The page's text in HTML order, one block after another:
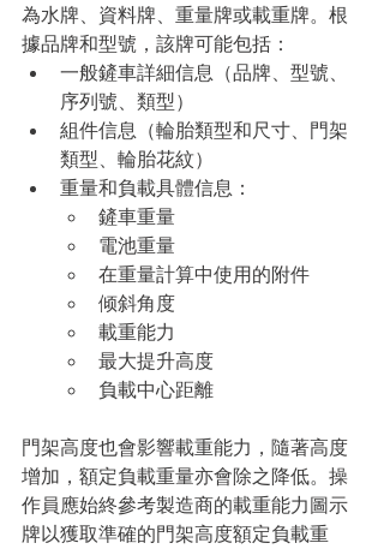
為水牌、資料牌、重量牌或載重牌。根
據品牌和型號，該牌可能包括：
一般鏟車詳細信息（品牌、型號、
序列號、類型）
組件信息（輪胎類型和尺寸、門架
類型、輪胎花紋）
重量和負載具體信息：
鏟車重量
電池重量
在重量計算中使用的附件
倾斜角度
載重能力
最大提升高度
負載中心距離
門架高度也會影響載重能力，隨著高度
增加，額定負載重量亦會除之降低。操
作員應始終參考製造商的載重能力圖示
牌以獲取準確的門架高度額定負載重